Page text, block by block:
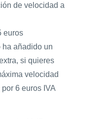
de velocidad a
euros
añadido un
si quieres
velocidad
6 euros IVA